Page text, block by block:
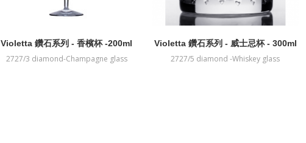
Violetta 鑽石系列 - 香檳杯 -200ml
2727/3 diamond-Champagne glass
Violetta 鑽石系列 - 威士忌杯 - 300ml
2727/5 diamond -Whiskey glass